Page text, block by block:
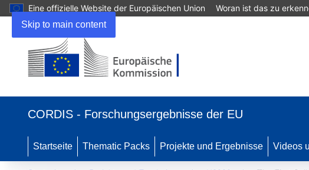
Skip to main content
Eine offizielle Website der Europäischen Union Woran ist das zu
neuem
CORDIS - Forschungsergebnisse der EU
Startseite Thematic Packs Projekte und Ergebnisse Videos